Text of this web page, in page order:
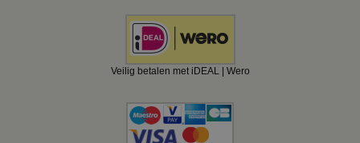
Veilig betalen met iDEAL | Wero